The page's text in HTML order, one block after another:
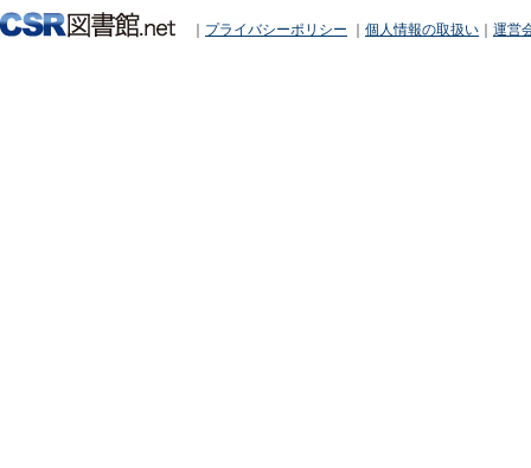
｜ プライバシーポリシー ｜ 個人情報の取扱い ｜ 運営